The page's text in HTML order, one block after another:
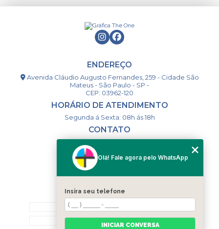
ENDEREÇO
Avenida Cláudio Augusto Fernandes, 259 - Cidade São
Mateus - São Paulo - SP -
CEP: 03962-120
HORÁRIO DE ATENDIMENTO
Segunda á Sexta: 08h ás 18h
CONTATO
(11) 98993-9556
togsm1@gmail.com
MENU
HOME
Olá! Fale agora pelo WhatsApp
Insira seu telefone
INICIAR CONVERSA